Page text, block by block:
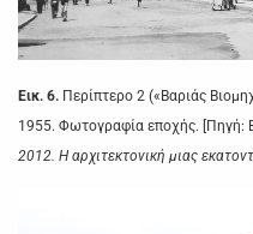
Εικ. 6. Περίπτερο 2 («Βαριάς
1955. Φωτογραφία εποχής. [Πηγή:
2012. Η αρχιτεκτονική μιας